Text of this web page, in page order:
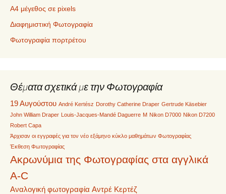
Α4 μέγεθος σε pixels
Διαφημιστική Φωτογραφία
Φωτογραφία πορτρέτου
Θέματα σχετικά με την Φωτογραφία
19 Αυγούστου André Kertész Dorothy Catherine Draper Gertrude Käsebier
John William Draper Louis-Jacques-Mandé Daguerre M Nikon D7000 Nikon D7200
Robert Capa
Άρχισαν οι εγγραφές για τον νέο εξάμηνο κύκλο μαθημάτων Φωτογραφίας
Έκθεση Φωτογραφίας
Ακρωνύμια της Φωτογραφίας στα αγγλικά
A-C
Αναλογική φωτογραφία Αντρέ Κερτέζ